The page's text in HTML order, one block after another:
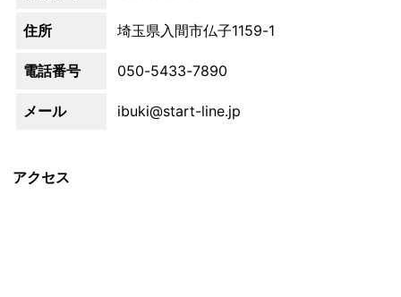
住所 埼玉県入間市仏子1159-1
電話番号 050-5433-7890
メール ibuki@start-line.jp
アクセス